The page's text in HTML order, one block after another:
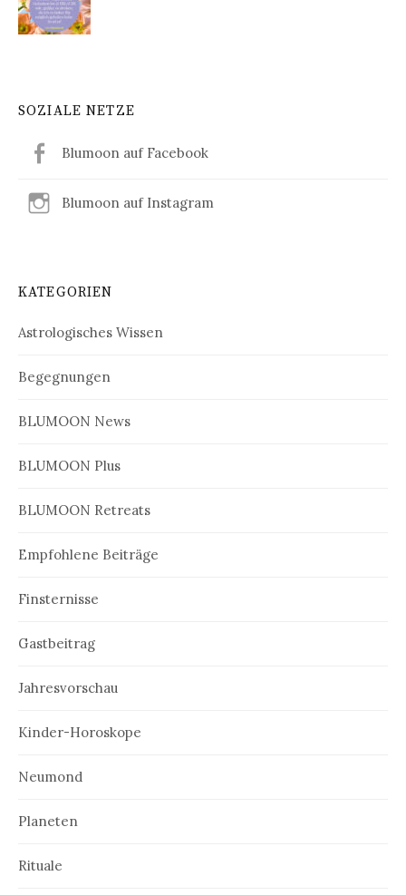
SOZIALE NETZE
Blumoon auf Facebook
Blumoon auf Instagram
KATEGORIEN
Astrologisches Wissen
Begegnungen
BLUMOON News
BLUMOON Plus
BLUMOON Retreats
Empfohlene Beiträge
Finsternisse
Gastbeitrag
Jahresvorschau
Kinder-Horoskope
Neumond
Planeten
Rituale